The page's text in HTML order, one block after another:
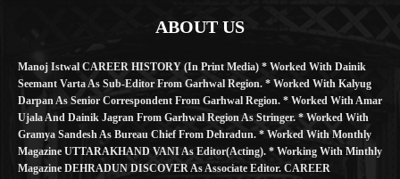
ABOUT US
Manoj Istwal CAREER HISTORY (in Print Media) * Worked With Dainik
Seemant Varta As Sub-Editor From Garhwal Region. * Worked With Kalyug
Darpan As Senior Correspondent From Garhwal Region. * Worked With Amar
Ujala And Dainik Jagran From Garhwal Region As Stringer. * Worked With
Gramya Sandesh As Bureau Chief From Dehradun. * Worked With Monthly
Magazine UTTARAKHAND VANI As Editor(Acting). * Working With Minthly
Magazine DEHRADUN DISCOVER As Associate Editor. CAREER